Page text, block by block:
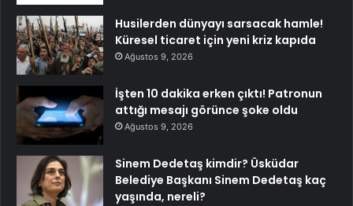
Husilerden dünyayı sarsacak hamle!
Küresel ticaret için yeni kriz kapıda
Ağustos 9, 2026
İşten 10 dakika erken çıktı! Patronun
attığı mesajı görünce şoke oldu
Ağustos 9, 2026
Sinem Dedetaş kimdir? Üsküdar
Belediye Başkanı Sinem Dedetaş kaç
yaşında, nereli?